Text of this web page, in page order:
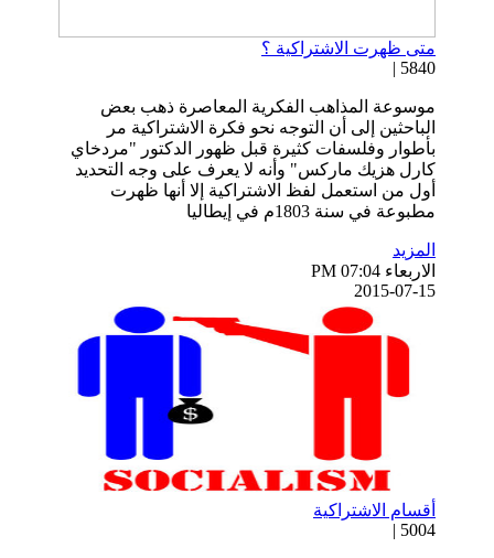
متى ظهرت الاشتراكية ؟
5840 |
موسوعة المذاهب الفكرية المعاصرة ذهب بعض
الباحثين إلى أن التوجه نحو فكرة الاشتراكية مر
بأطوار وفلسفات كثيرة قبل ظهور الدكتور "مردخاي
كارل هزيك ماركس" وأنه لا يعرف على وجه التحديد
أول من استعمل لفظ الاشتراكية إلا أنها ظهرت
مطبوعة في سنة 1803م في إيطاليا
المزيد
الاربعاء PM 07:04
2015-07-15
أقسام الاشتراكية
5004 |